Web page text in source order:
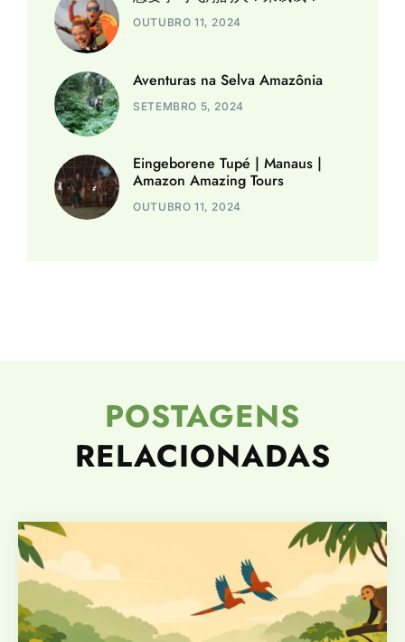
OUTUBRO 11, 2024
Aventuras na Selva Amazônia
SETEMBRO 5, 2024
Eingeborene Tupé | Manaus |
Amazon Amazing Tours
OUTUBRO 11, 2024
POSTAGENS
RELACIONADAS